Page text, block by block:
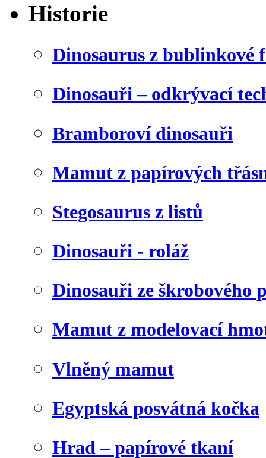
Historie
Dinosaurus z bublinkové
Dinosauři – odkrývací
Bramboroví dinosauři
Mamut z papírových
Stegosaurus z listů
Dinosauři - roláž
Dinosauři ze škrobového
Mamut z modelovací
Vlněný mamut
Egyptská posvátná kočka
Hrad – papírové tkaní